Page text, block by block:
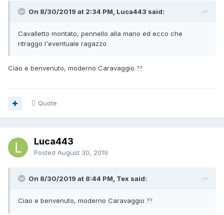
On 8/30/2019 at 2:34 PM, Luca443 said:
Cavalletto montato, pennello alla mano ed ecco che
ritraggo l'eventuale ragazzo
Ciao e benvenuto, moderno Caravaggio ??
Quote
Luca443
Posted August 30, 2019
On 8/30/2019 at 8:44 PM, Tex said:
Ciao e benvenuto, moderno Caravaggio ??